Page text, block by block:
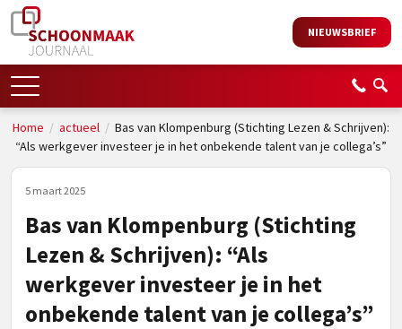
NIEUWSBRIEF
Home / actueel / Bas van Klompenburg (Stichting Lezen & Schrijven):
“Als werkgever investeer je in het onbekende talent van je collega’s”
5 maart 2025
Bas van Klompenburg (Stichting
Lezen & Schrijven): “Als
werkgever investeer je in het
onbekende talent van je collega’s”